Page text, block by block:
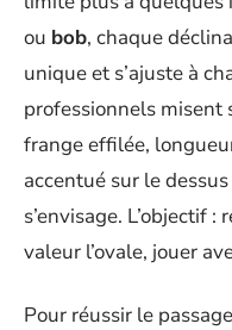
ou bob, chaque
unique et s’ajuste à
professionnels misent
frange effilée,
accentué sur le
s’envisage. L’objectif
valeur l’ovale, jouer
Pour réussir le